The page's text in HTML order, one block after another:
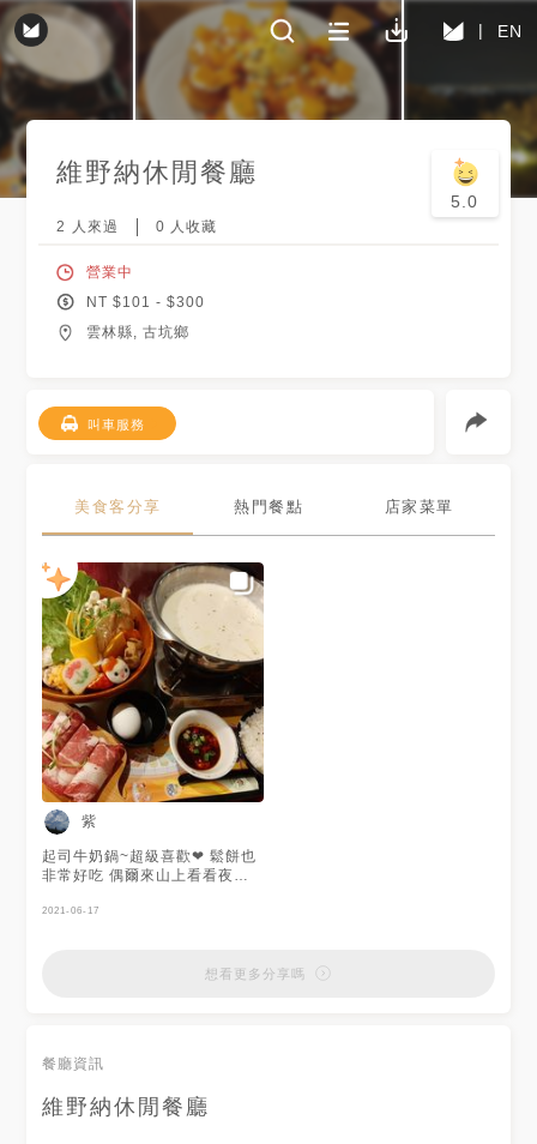
EN
維野納休閒餐廳
5.0
2 人來過 0 人收藏
營業中
NT $101 - $300
雲林縣, 古坑鄉
叫車服務
美食客分享 熱門餐點 店家菜單
紫
起司牛奶鍋~超級喜歡❤ 鬆餅也
非常好吃 偶爾來山上看看夜景
2021-06-17
想看更多分享嗎
餐廳資訊
維野納休閒餐廳